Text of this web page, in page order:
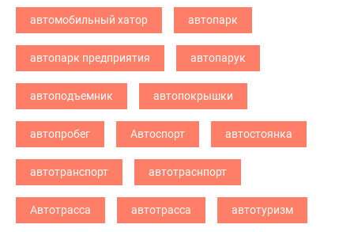
автомобильный хатор автопарк
автопарк предприятия автопарук
автоподъемник автопокрышки
автопробег Автоспорт автостоянка
автотранспорт автотраснпорт
Автотрасса автотрасса автотуризм